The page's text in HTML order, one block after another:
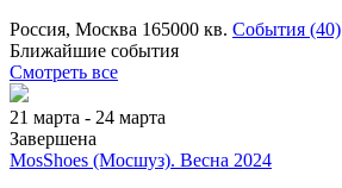
Россия, Москва 165000 кв. События (40)
Ближайшие события
Смотреть все
21 марта - 24 марта
Завершена
MosShoes (Мосшуз). Весна 2024